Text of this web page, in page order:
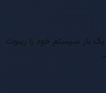
بار سیستم خود را ریبوت